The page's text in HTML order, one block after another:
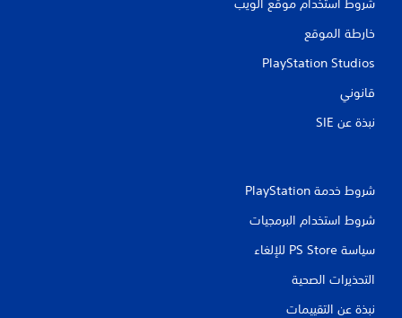
شروط استخدام موقع الويب
خارطة الموقع
PlayStation Studios
قانوني
نبذة عن SIE‏
شروط خدمة PlayStation‏
شروط استخدام البرمجيات
سياسة PS Store للإلغاء
التحذيرات الصحية
نبذة عن التقييمات